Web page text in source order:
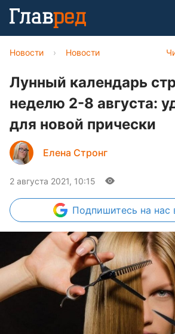
Новости › Новости
Лунный календарь
неделю 2-8 августа:
для новой прически
Елена Стронг
2 августа 2021, 10:15
Подпишитесь на нас